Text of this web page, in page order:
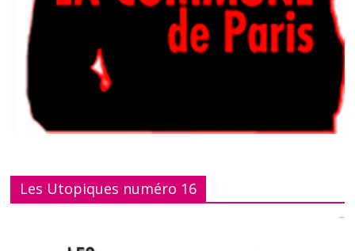
Les Utopiques numéro 16